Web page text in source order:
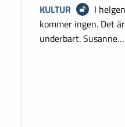
KULTUR
I
kommer ingen. Det
underbart. Susanne…